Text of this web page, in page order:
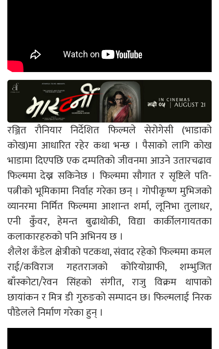
रञ्जित रौनियार निर्देशित फिल्मले सेरोगेसी (भाडाको
कोख)मा आधारित रहेर कथा भन्छ । पैसाको लागि कोख
भाडामा दिएपछि एक दम्पतिको जीवनमा आउने उतारचढाव
फिल्ममा देख्न सकिनेछ । फिल्ममा सौगात र सृष्टिले पति-
पत्नीको भूमिकामा निर्वाह गरेका छन् । गोपीकृष्ण मुभिजको
व्यानरमा निर्मित फिल्ममा आशान्त शर्मा, लूनिभा तुलाधर,
एनी कुँवर, हेमन्त बुढाथोकी, विद्या कार्कीलगायतका
कलाकारहरुको पनि अभिनय छ ।
शैलेश कँडेल क्षेत्रीको पटकथा, संवाद रहेको फिल्ममा कमल
राई/कविराज गहतराजको कोरियोग्राफी, शम्भुजित
बाँस्कोटा/रेवन सिंहको संगीत, राजु विक्रम थापाको
छायांकन र मित्र डी गुरुङको सम्पादन छ। फिल्मलाई निरक
पौडेलले निर्माण गरेका हुन् ।